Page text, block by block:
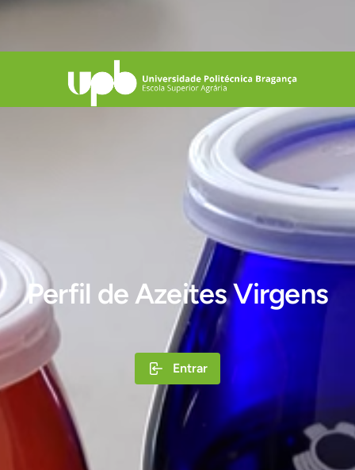
Perfil de Azeites Virgens
Entrar